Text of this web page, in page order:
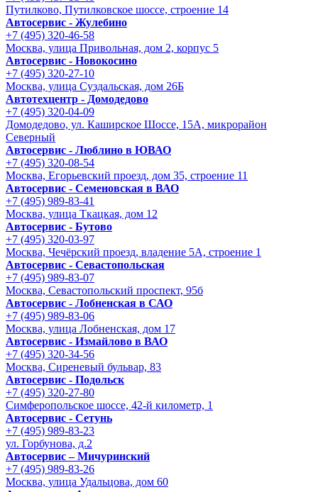
Путилково, Путилковское шоссе, строение 14
Автосервис - Жулебино
+7 (495) 320-46-58
Москва, улица Привольная, дом 2, корпус 5
Автосервис - Новокосино
+7 (495) 320-27-10
Москва, улица Суздальская, дом 26Б
Автотехцентр - Домодедово
+7 (495) 320-04-09
Домодедово, ул. Каширское Шоссе, 15А, микрорайон
Северный
Автосервис - Люблино в ЮВАО
+7 (495) 320-08-54
Москва, Егорьевский проезд, дом 35, строение 11
Автосервис - Семеновская в ВАО
+7 (495) 989-83-41
Москва, улица Ткацкая, дом 12
Автосервис - Бутово
+7 (495) 320-03-97
Москва, Чечёрский проезд, владение 5А, строение 1
Автосервис - Cевастопольская
+7 (495) 989-83-07
Москва, Севастопольский проспект, 95б
Автосервис - Лобненская в САО
+7 (495) 989-83-06
Москва, улица Лобненская, дом 17
Автосервис - Измайлово в ВАО
+7 (495) 320-34-56
Москва, Сиреневый бульвар, 83
Автосервис - Подольск
+7 (495) 320-27-80
Симферопольское шоссе, 42-й километр, 1
Автосервис - Сетунь
+7 (495) 989-83-23
ул. Горбунова, д.2
Автосервис – Мичуринский
+7 (495) 989-83-26
Москва, улица Удальцова, дом 60